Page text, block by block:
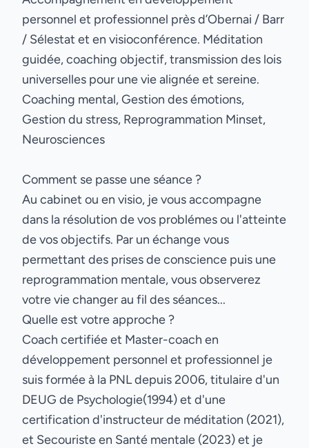
personnel et professionnel près d’Obernai / Barr
/ Sélestat et en visioconférence. Méditation
guidée, coaching objectif, transmission des lois
universelles pour une vie alignée et sereine.
Coaching mental, Gestion des émotions,
Gestion du stress, Reprogrammation Minset,
Neurosciences
Comment se passe une séance ?
Au cabinet ou en visio, je vous accompagne
dans la résolution de vos problémes ou l'atteinte
de vos objectifs. Par un échange vous
permettant des prises de conscience puis une
reprogrammation mentale, vous observerez
votre vie changer au fil des séances...
Quelle est votre approche ?
Coach certifiée et Master-coach en
développement personnel et professionnel je
suis formée à la PNL depuis 2006, titulaire d'un
DEUG de Psychologie(1994) et d'une
certification d'instructeur de méditation (2021),
et Secouriste en Santé mentale (2023) et je